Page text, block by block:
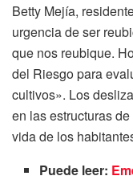
Betty Mejía,
urgencia de ser
que nos reubique.
del Riesgo para
cultivos». Los
en las estructuras
vida de los
Puede leer: